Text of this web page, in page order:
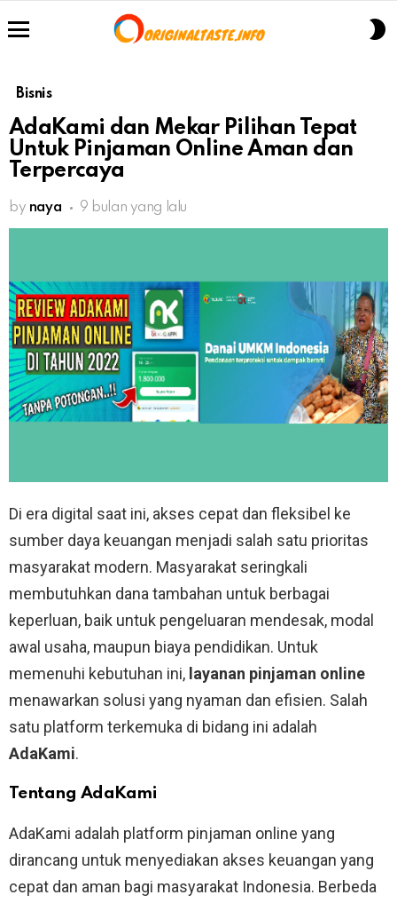
Bisnis
AdaKami dan Mekar Pilihan Tepat
Untuk Pinjaman Online Aman dan
Terpercaya
by naya 9 bulan yang lalu
Di era digital saat ini, akses cepat dan fleksibel ke
sumber daya keuangan menjadi salah satu prioritas
masyarakat modern. Masyarakat seringkali
membutuhkan dana tambahan untuk berbagai
keperluan, baik untuk pengeluaran mendesak, modal
awal usaha, maupun biaya pendidikan. Untuk
memenuhi kebutuhan ini, layanan pinjaman online
menawarkan solusi yang nyaman dan efisien. Salah
satu platform terkemuka di bidang ini adalah
AdaKami.
Tentang AdaKami
AdaKami adalah platform pinjaman online yang
dirancang untuk menyediakan akses keuangan yang
cepat dan aman bagi masyarakat Indonesia. Berbeda